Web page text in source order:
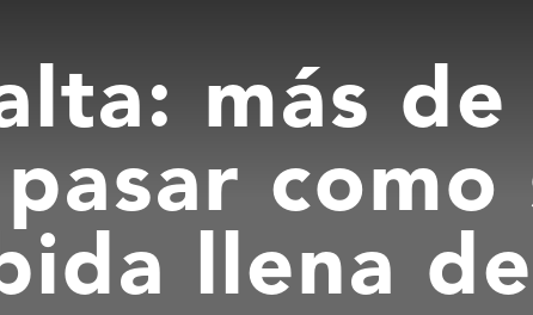
más de
como
llena